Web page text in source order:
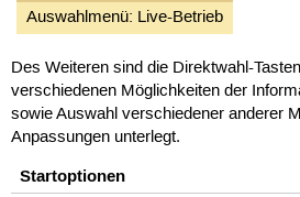
Auswahlmenü: Live-Betrieb
Des Weiteren sind die Direktwahl-Tasten
verschiedenen Möglichkeiten der
sowie Auswahl verschiedener anderer
Anpassungen unterlegt.
Startoptionen